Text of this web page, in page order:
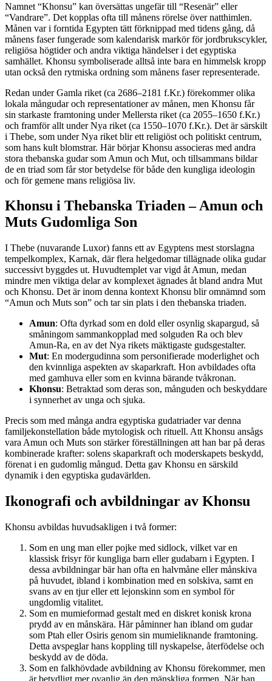
Namnet “Khonsu” kan översättas ungefär till “Resenär” eller
“Vandrare”. Det kopplas ofta till månens rörelse över natthimlen.
Månen var i forntida Egypten tätt förknippad med tidens gång, då
månens faser fungerade som kalendarisk markör för jordbrukscykler,
religiösa högtider och andra viktiga händelser i det egyptiska
samhället. Khonsu symboliserade alltså inte bara en himmelsk kropp
utan också den rytmiska ordning som månens faser representerade.
Redan under Gamla riket (ca 2686–2181 f.Kr.) förekommer olika
lokala mångudar och representationer av månen, men Khonsu får
sin starkaste framtoning under Mellersta riket (ca 2055–1650 f.Kr.)
och framför allt under Nya riket (ca 1550–1070 f.Kr.). Det är särskilt
i Thebe, som under Nya riket blir ett religiöst och politiskt centrum,
som hans kult blomstrar. Här börjar Khonsu associeras med andra
stora thebanska gudar som Amun och Mut, och tillsammans bildar
de en triad som får stor betydelse för både den kungliga ideologin
och för gemene mans religiösa liv.
Khonsu i Thebanska Triaden – Amun och
Muts Gudomliga Son
I Thebe (nuvarande Luxor) fanns ett av Egyptens mest storslagna
tempelkomplex, Karnak, där flera helgedomar tillägnade olika gudar
successivt byggdes ut. Huvudtemplet var vigd åt Amun, medan
mindre men viktiga delar av komplexet ägnades åt bland andra Mut
och Khonsu. Det är inom denna kontext Khonsu blir omnämnd som
“Amun och Muts son” och tar sin plats i den thebanska triaden.
Amun: Ofta dyrkad som en dold eller osynlig skapargud, så
småningom sammankopplad med solguden Ra och blev
Amun-Ra, en av det Nya rikets mäktigaste gudsgestalter.
Mut: En modergudinna som personifierade moderlighet och
den kvinnliga aspekten av skaparkraft. Hon avbildades ofta
med gamhuva eller som en kvinna bärande tvåkronan.
Khonsu: Betraktad som deras son, månguden och beskyddare
i synnerhet av unga och sjuka.
Precis som med många andra egyptiska gudatriader var denna
familjekonstellation både mytologisk och rituell. Att Khonsu ansågs
vara Amun och Muts son stärker föreställningen att han bar på deras
kombinerade krafter: solens skaparkraft och moderskapets beskydd,
förenat i en gudomlig mångud. Detta gav Khonsu en särskild
dynamik i den egyptiska gudavärlden.
Ikonografi och avbildningar av Khonsu
Khonsu avbildas huvudsakligen i två former:
Som en ung man eller pojke med sidlock, vilket var en
klassisk frisyr för kungliga barn eller gudabarn i Egypten. I
dessa avbildningar bär han ofta en halvmåne eller månskiva
på huvudet, ibland i kombination med en solskiva, samt en
svans av en tjur eller ett lejonskinn som en symbol för
ungdomlig vitalitet.
Som en mumieformad gestalt med en diskret konisk krona
prydd av en månskära. Här påminner han ibland om gudar
som Ptah eller Osiris genom sin mumieliknande framtoning.
Detta avspeglar hans koppling till nyskapelse, återfödelse och
beskydd av de döda.
Som en falkhövdade avbildning av Khonsu förekommer, men